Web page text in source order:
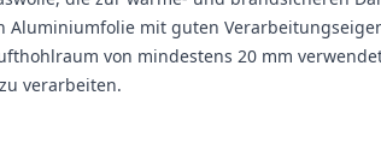
mit guten
von mindestens 20 mm
verarbeiten.